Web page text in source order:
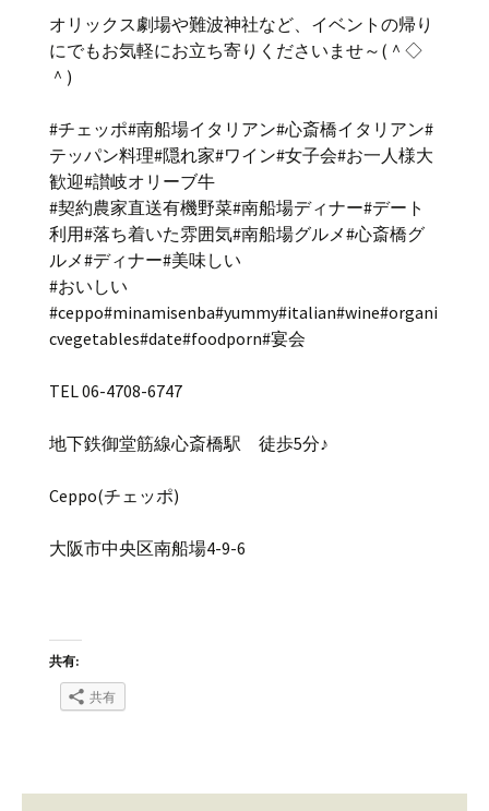
オリックス劇場や難波神社など、イベントの帰り
にでもお気軽にお立ち寄りくださいませ～(＾◇
＾)
#チェッポ#南船場イタリアン#心斎橋イタリアン#
テッパン料理#隠れ家#ワイン#女子会#お一人様大
歓迎#讃岐オリーブ牛
#契約農家直送有機野菜#南船場ディナー#デート
利用#落ち着いた雰囲気#南船場グルメ#心斎橋グ
ルメ#ディナー#美味しい
#おいしい
#ceppo#minamisenba#yummy#italian#wine#organi
cvegetables#date#foodporn#宴会
TEL 06-4708-6747
地下鉄御堂筋線心斎橋駅 徒歩5分♪
Ceppo(チェッポ)
大阪市中央区南船場4-9-6
共有:
共有